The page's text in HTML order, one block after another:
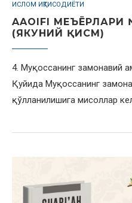
ИСЛОМ ИҚТИСОДИЁТИ
AAOIFI
(ЯКУНИЙ ҚИСМ)
4. Муқоссанинг замонавий
Қуйида Муқоссанинг
қўлланилишига мисоллар